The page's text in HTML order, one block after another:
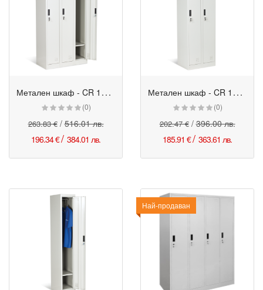
Промо М
етален шкаф - CR 1242 сив
(0)
263.83 €/516.01 лв.
196.34 €/ 384.01 лв.
Промо М
етален шкаф - CR 1242-2 сив
(0)
202.47 €/396.00 лв.
185.91 €/ 363.61 лв.
Най-продаван